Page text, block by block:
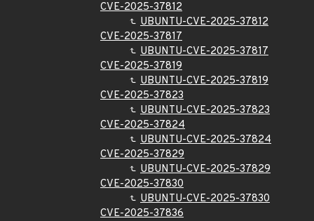
CVE-2025-37812
UBUNTU-CVE-2025-37812
CVE-2025-37817
UBUNTU-CVE-2025-37817
CVE-2025-37819
UBUNTU-CVE-2025-37819
CVE-2025-37823
UBUNTU-CVE-2025-37823
CVE-2025-37824
UBUNTU-CVE-2025-37824
CVE-2025-37829
UBUNTU-CVE-2025-37829
CVE-2025-37830
UBUNTU-CVE-2025-37830
CVE-2025-37836